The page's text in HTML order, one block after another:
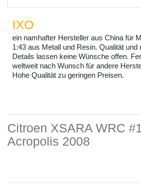
IXO
ein namhafter Hersteller aus China für
1:43 aus Metall und Resin. Qualität
Details lassen keine Wünsche offen.
weltweit nach Wunsch für andere
Hohe Qualität zu geringen Preisen.
Citroen XSARA WRC
Acropolis 2008